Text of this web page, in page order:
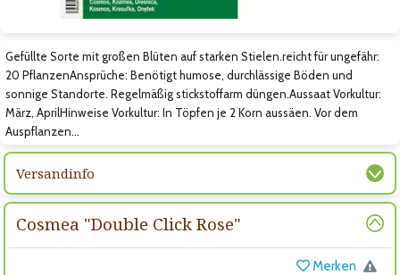
Zum nächsten Bild
Gefüllte Sorte mit großen Blüten auf starken Stielen.reicht für ungefähr:
20 PflanzenAnsprüche: Benötigt humose, durchlässige Böden und
sonnige Standorte. Regelmäßig stickstoffarm düngen.Aussaat Vorkultur:
März, AprilHinweise Vorkultur: In Töpfen je 2 Korn aussäen. Vor dem
Auspflanzen…
Versandinfo
Cosmea "Double Click Rose"
Merken